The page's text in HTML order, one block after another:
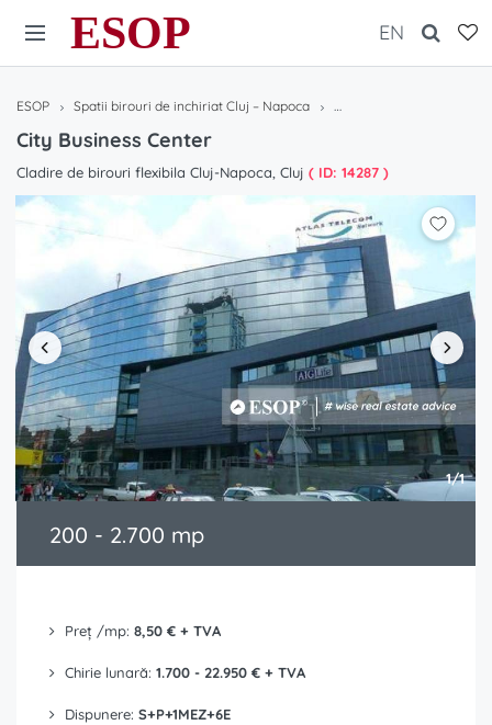
ESOP EN
ESOP Spatii birouri de inchiriat Cluj – Napoca City Business Center
City Business Center
Cladire de birouri flexibila Cluj-Napoca, Cluj ( ID: 14287 )
1/1
200 - 2.700 mp
Preț /mp: 8,50 € + TVA
Chirie lunară: 1.700 - 22.950 € + TVA
Dispunere: S+P+1MEZ+6E